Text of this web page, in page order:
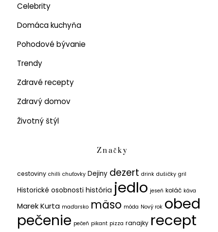
Celebrity
Domáca kuchyňa
Pohodové bývanie
Trendy
Zdravé recepty
Zdravý domov
Životný štýl
Značky
cestoviny chilli chuťovky Dejiny dezert drink dušičky gril
Historické osobnosti história jedlo jeseň koláč káva
Marek Kurta maďarsko mäso móda Nový rok obed
pečenie pečeň pikant pizza ranajky recept